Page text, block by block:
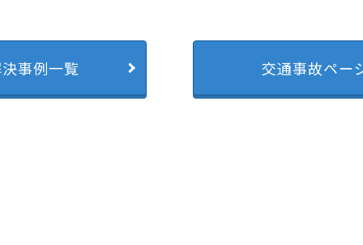
事例一覧 交通事故ペー